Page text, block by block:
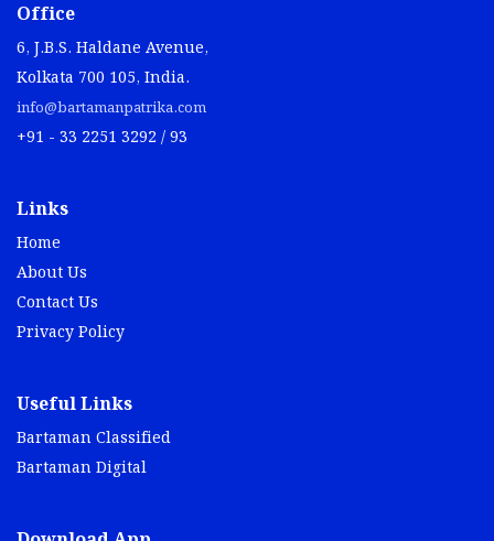
Office
6, J.B.S. Haldane Avenue,
Kolkata 700 105, India.
info@bartamanpatrika.com
+91 - 33 2251 3292 / 93
Links
Home
About Us
Contact Us
Privacy Policy
Useful Links
Bartaman Classified
Bartaman Digital